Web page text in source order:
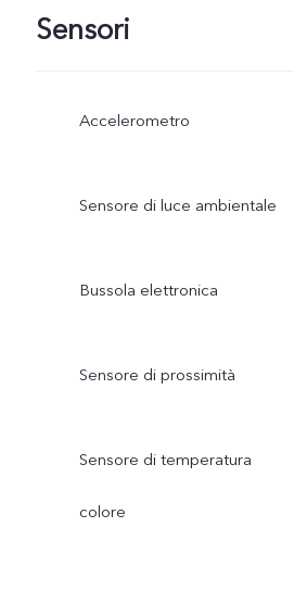
Sensori
Accelerometro
Sensore di luce ambientale
Bussola elettronica
Sensore di prossimità
Sensore di temperatura
colore